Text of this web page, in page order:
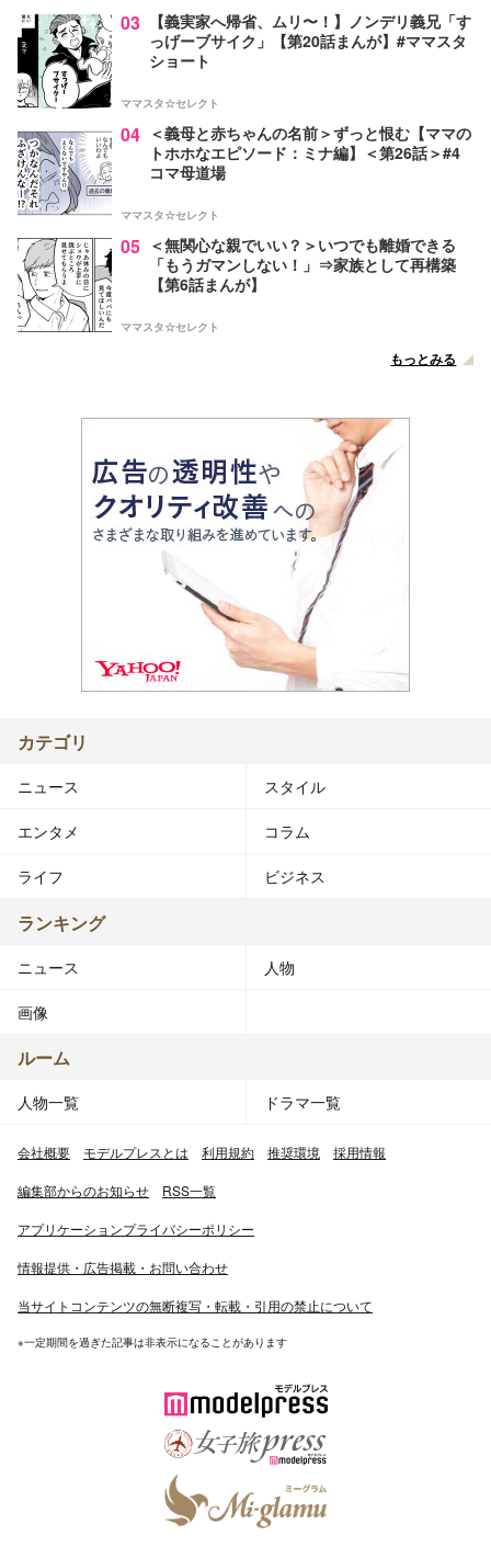
03
【義実家へ帰省、ムリ〜！】ノンデリ義兄「す
っげーブサイク」【第20話まんが】#ママスタ
ショート
ママスタ☆セレクト
04 ＜義母と赤ちゃんの名前＞ずっと恨む【ママの
トホホなエピソード：ミナ編】＜第26話＞#4
コマ母道場
ママスタ☆セレクト
05 ＜無関心な親でいい？＞いつでも離婚できる
「もうガマンしない！」⇒家族として再構築
【第6話まんが】
ママスタ☆セレクト
もっとみる
カテゴリ
ニュース スタイル
エンタメ コラム
ライフ ビジネス
ランキング
ニュース 人物
画像
ルーム
人物一覧 ドラマ一覧
会社概要 モデルプレスとは 利用規約 推奨環境 採用情報
編集部からのお知らせ RSS一覧
アプリケーションプライバシーポリシー
情報提供・広告掲載・お問い合わせ
当サイトコンテンツの無断複写・転載・引用の禁止について
※一定期間を過ぎた記事は非表示になることがあります